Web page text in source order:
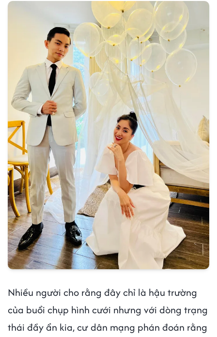
Nhiều người cho rằng đây chỉ là hậu trường
của buổi chụp hình cưới nhưng với dòng trạng
thái đầy ẩn kia, cư dân mạng phán đoán rằng